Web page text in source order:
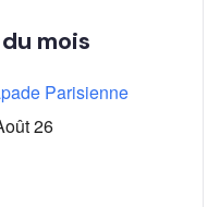
mois
Parisienne
26